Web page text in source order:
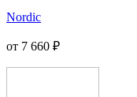
Nordic
от 7 660 ₽